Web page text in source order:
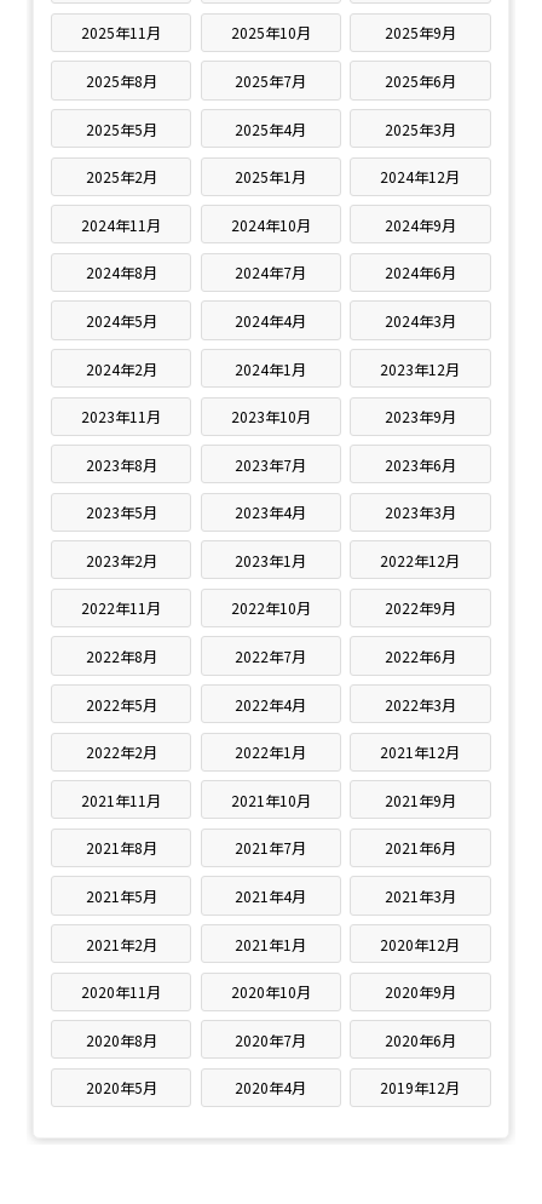
2025年11月 2025年10月 2025年9月
2025年8月 2025年7月 2025年6月
2025年5月 2025年4月 2025年3月
2025年2月 2025年1月 2024年12月
2024年11月 2024年10月 2024年9月
2024年8月 2024年7月 2024年6月
2024年5月 2024年4月 2024年3月
2024年2月 2024年1月 2023年12月
2023年11月 2023年10月 2023年9月
2023年8月 2023年7月 2023年6月
2023年5月 2023年4月 2023年3月
2023年2月 2023年1月 2022年12月
2022年11月 2022年10月 2022年9月
2022年8月 2022年7月 2022年6月
2022年5月 2022年4月 2022年3月
2022年2月 2022年1月 2021年12月
2021年11月 2021年10月 2021年9月
2021年8月 2021年7月 2021年6月
2021年5月 2021年4月 2021年3月
2021年2月 2021年1月 2020年12月
2020年11月 2020年10月 2020年9月
2020年8月 2020年7月 2020年6月
2020年5月 2020年4月 2019年12月